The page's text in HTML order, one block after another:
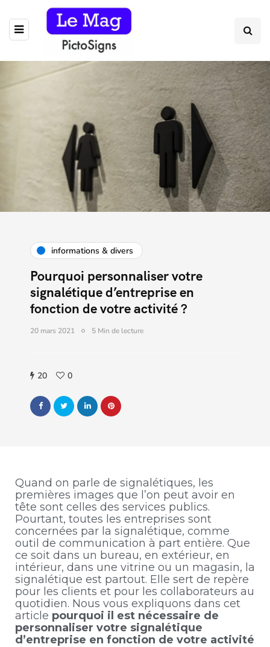
informations & divers
Pourquoi personnaliser votre
signalétique d’entreprise en
fonction de votre activité ?
20 mars 2021 5 Min de lecture
20 0
Quand on parle de signalétiques, les
premières images que l’on peut avoir en
tête sont celles des services publics.
Pourtant, toutes les entreprises sont
concernées par la signalétique, comme
outil de communication à part entière. Que
ce soit dans un bureau, en extérieur, en
intérieur, dans une vitrine ou un magasin, la
signalétique est partout. Elle sert de repère
pour les clients et pour les collaborateurs au
quotidien. Nous vous expliquons dans cet
article pourquoi il est nécessaire de
personnaliser votre signalétique
d’entreprise en fonction de votre activité